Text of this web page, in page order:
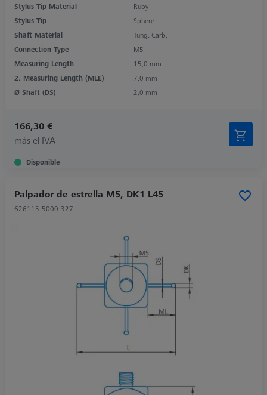
Stylus Tip Material
Ruby
Stylus Tip
Sphere
Shaft Material
Tung. Carb.
Connection Type
M5
Measuring Length
15,0 mm
2. Measuring Length (MLE)
7,0 mm
Ø Shaft (DS)
2,0 mm
166,30 €
más el IVA
Disponible
Palpador de estrella M5, DK1 L45
626115-5000-327